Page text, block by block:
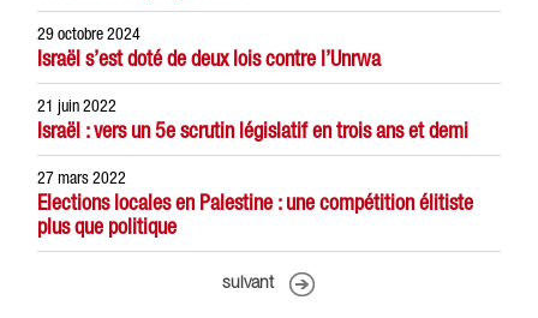
29 octobre 2024
Israël s’est doté de deux lois contre l’Unrwa
21 juin 2022
Israël : vers un 5e scrutin législatif en trois ans et demi
27 mars 2022
Elections locales en Palestine : une compétition élitiste
plus que politique
suivant